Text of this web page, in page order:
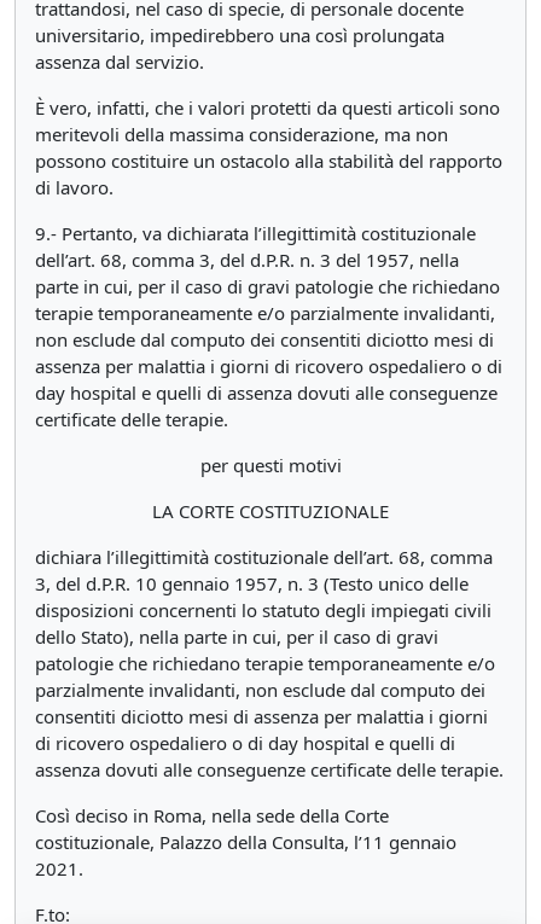
trattandosi, nel caso di specie, di personale docente
universitario, impedirebbero una così prolungata
assenza dal servizio.
È vero, infatti, che i valori protetti da questi articoli sono
meritevoli della massima considerazione, ma non
possono costituire un ostacolo alla stabilità del rapporto
di lavoro.
9.- Pertanto, va dichiarata l’illegittimità costituzionale
dell’art. 68, comma 3, del d.P.R. n. 3 del 1957, nella
parte in cui, per il caso di gravi patologie che richiedano
terapie temporaneamente e/o parzialmente invalidanti,
non esclude dal computo dei consentiti diciotto mesi di
assenza per malattia i giorni di ricovero ospedaliero o di
day hospital e quelli di assenza dovuti alle conseguenze
certificate delle terapie.
per questi motivi
LA CORTE COSTITUZIONALE
dichiara l’illegittimità costituzionale dell’art. 68, comma
3, del d.P.R. 10 gennaio 1957, n. 3 (Testo unico delle
disposizioni concernenti lo statuto degli impiegati civili
dello Stato), nella parte in cui, per il caso di gravi
patologie che richiedano terapie temporaneamente e/o
parzialmente invalidanti, non esclude dal computo dei
consentiti diciotto mesi di assenza per malattia i giorni
di ricovero ospedaliero o di day hospital e quelli di
assenza dovuti alle conseguenze certificate delle terapie.
Così deciso in Roma, nella sede della Corte
costituzionale, Palazzo della Consulta, l’11 gennaio
2021.
F.to: